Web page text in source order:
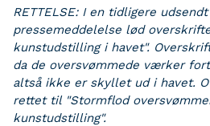
RETTELSE: I en tidligere
pressemeddelelse lød
kunstudstilling i havet".
da de oversvømmede værker
altså ikke er skyllet ud i havet.
rettet til "Stormflod
kunstudstilling".